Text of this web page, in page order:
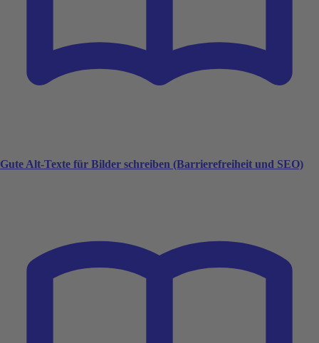
Gute Alt-Texte für Bilder schreiben (Barrierefreiheit und SEO)